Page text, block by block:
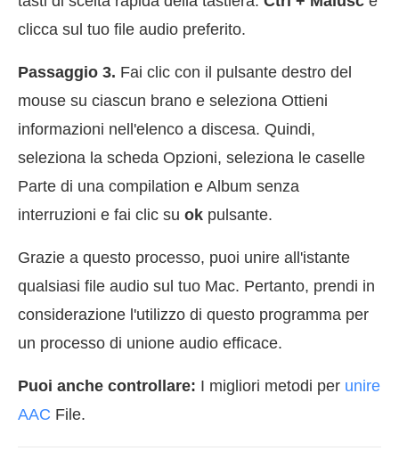
clicca sul tuo file audio preferito.
Passaggio 3. Fai clic con il pulsante destro del
mouse su ciascun brano e seleziona Ottieni
informazioni nell'elenco a discesa. Quindi,
seleziona la scheda Opzioni, seleziona le caselle
Parte di una compilation e Album senza
interruzioni e fai clic su ok pulsante.
Grazie a questo processo, puoi unire all'istante
qualsiasi file audio sul tuo Mac. Pertanto, prendi in
considerazione l'utilizzo di questo programma per
un processo di unione audio efficace.
Puoi anche controllare: I migliori metodi per unire
AAC File.